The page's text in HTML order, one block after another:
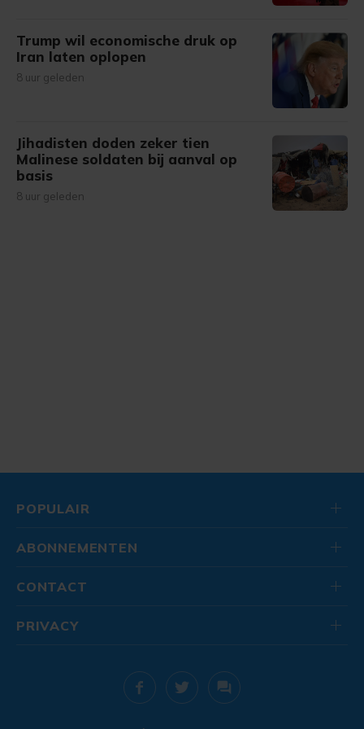
Trump wil economische druk op
Iran laten oplopen
8 uur geleden
Jihadisten doden zeker tien
Malinese soldaten bij aanval op
basis
8 uur geleden
POPULAIR
ABONNEMENTEN
CONTACT
PRIVACY